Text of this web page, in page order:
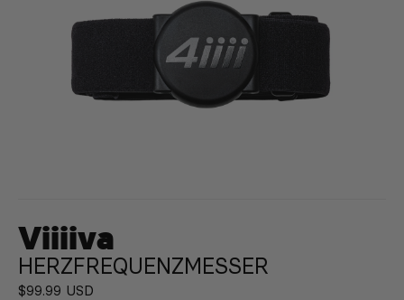
Viiiiva
HERZFREQUENZMESSER
$99.99 USD